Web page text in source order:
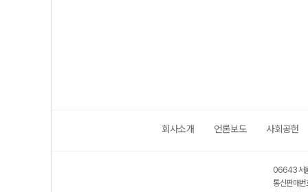
회사소개 언론보도 사회공헌
06643 서
통신판매